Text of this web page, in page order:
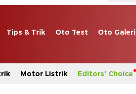
Tips & Trik Oto Test Oto Galeri
Motor Listrik Editors' Choice